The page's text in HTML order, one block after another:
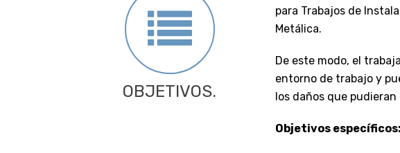
OBJETIVOS.
para Trabajos de
Metálica.
De este modo, el
entorno de trabajo y
los daños que pudieran
Objetivos específicos: